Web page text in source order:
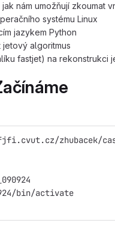
nám umožňují zkoumat
systému Linux
jazykem Python
algoritmus
fastjet) na
zhubacek/
bin/activate